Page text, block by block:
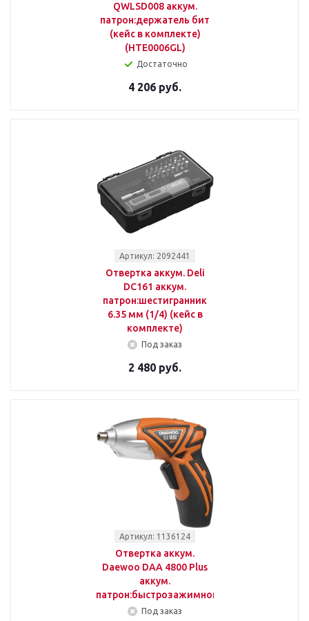
QWLSD008 аккум.
патрон:держатель бит
(кейс в комплекте)
(HTE0006GL)
Достаточно
4 206 руб.
Артикул: 2092441
Отвертка аккум. Deli
DC161 аккум.
патрон:шестигранник
6.35 мм (1/4) (кейс в
комплекте)
Под заказ
2 480 руб.
Артикул: 1136124
Отвертка аккум.
Daewoo DAА 4800 Plus
аккум.
патрон:быстрозажимной
Под заказ